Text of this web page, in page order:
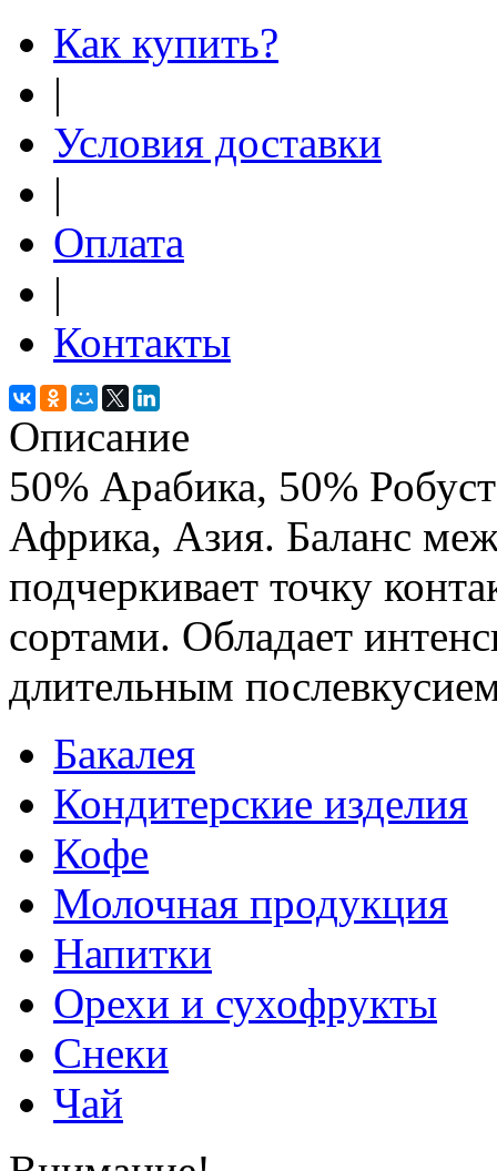
Как купить?
|
Условия доставки
|
Оплата
|
Контакты
Описание
50% Арабика, 50%
Африка, Азия. Баланс
подчеркивает точку
сортами. Обладает
длительным
Бакалея
Кондитерские изделия
Кофе
Молочная продукция
Напитки
Орехи и сухофрукты
Снеки
Чай